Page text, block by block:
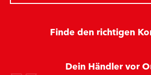
Finde den richtigen
Dein Händler vor